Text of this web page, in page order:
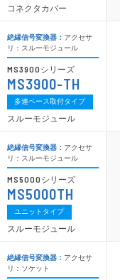
コネクタカバー
絶縁信号変換器： アクセサ
リ：スルーモジュール
MS3900 シリーズ
MS3900-TH
多連ベース取付タイプ
スルーモジュール
絶縁信号変換器： アクセサ
リ：スルーモジュール
MS5000 シリーズ
MS5000TH
ユニットタイプ
スルーモジュール
絶縁信号変換器： アクセサ
リ：ソケット